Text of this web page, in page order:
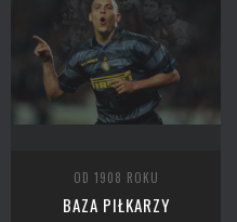
OD 1908 ROKU
BAZA PIŁKARZY